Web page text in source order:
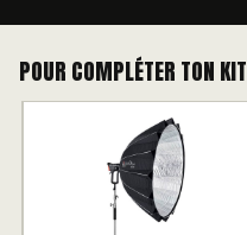
POUR COMPLÉTER TON KIT